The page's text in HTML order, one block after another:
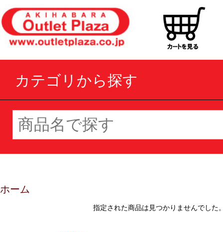
カテゴリから探す
ホーム
指定された商品は見つかりませんでした